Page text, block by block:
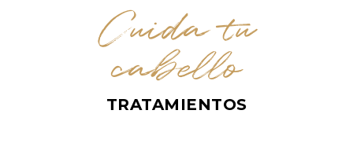
Cuida tu
cabello
TRATAMIENTOS